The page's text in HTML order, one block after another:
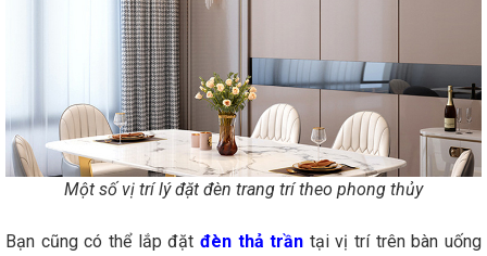
Một số vị trí lý đặt đèn trang trí theo phong thủy
Bạn cũng có thể lắp đặt đèn thả trần tại vị trí trên bàn uống